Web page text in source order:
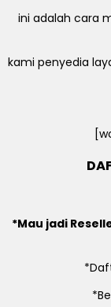
ini adalah cara
kami penyedia
*Mau jadi